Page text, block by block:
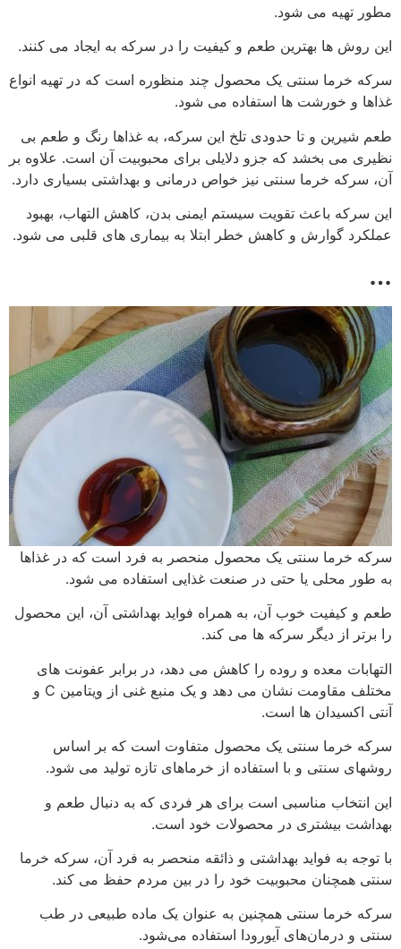
مطور تهیه می شود.
این روش ها بهترین طعم و کیفیت را در سرکه به ایجاد می کنند.
سرکه خرما سنتی یک محصول چند منظوره است که در تهیه انواع
غذاها و خورشت ها استفاده می شود.
طعم شیرین و تا حدودی تلخ این سرکه، به غذاها رنگ و طعم بی
نظیری می بخشد که جزو دلایلی برای محبوبیت آن است. علاوه بر
آن، سرکه خرما سنتی نیز خواص درمانی و بهداشتی بسیاری دارد.
این سرکه باعث تقویت سیستم ایمنی بدن، کاهش التهاب، بهبود
عملکرد گوارش و کاهش خطر ابتلا به بیماری های قلبی می شود.
…
سرکه خرما سنتی یک محصول منحصر به فرد است که در غذاها
به طور محلی یا حتی در صنعت غذایی استفاده می شود.
طعم و کیفیت خوب آن، به همراه فواید بهداشتی آن، این محصول
را برتر از دیگر سرکه ها می کند.
التهابات معده و روده را کاهش می دهد، در برابر عفونت های
مختلف مقاومت نشان می دهد و یک منبع غنی از ویتامین C و
آنتی اکسیدان ها است.
سرکه خرما سنتی یک محصول متفاوت است که بر اساس
روشهای سنتی و با استفاده از خرماهای تازه تولید می شود.
این انتخاب مناسبی است برای هر فردی که به دنبال طعم و
بهداشت بیشتری در محصولات خود است.
با توجه به فواید بهداشتی و ذائقه منحصر به فرد آن، سرکه خرما
سنتی همچنان محبوبیت خود را در بین مردم حفظ می کند.
سرکه خرما سنتی همچنین به عنوان یک ماده طبیعی در طب
سنتی و درمان‌های آیورودا استفاده می‌شود.